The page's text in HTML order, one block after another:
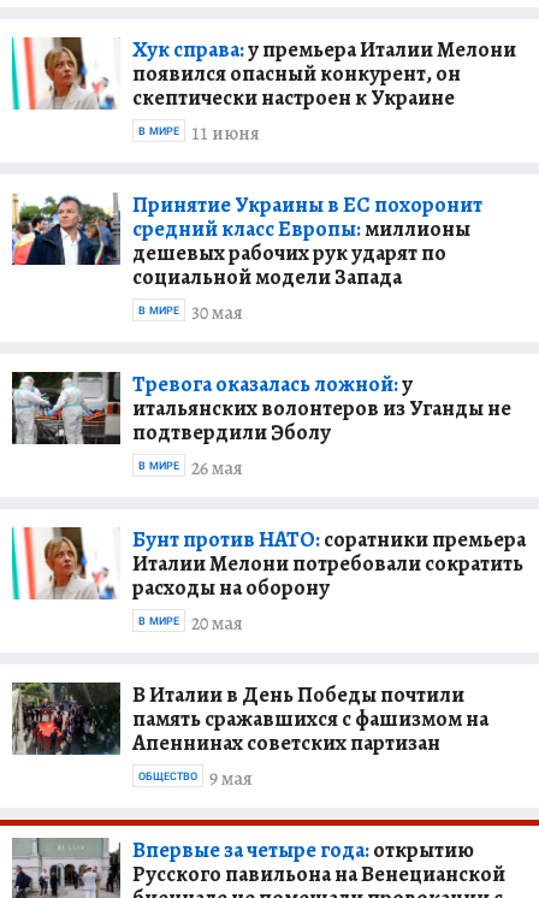
Хук справа:у премьера Италии Мелони
появился опасный конкурент, он
скептически настроен к Украине
11 июня
В МИРЕ
Принятие Украины в ЕС похоронит
средний класс Европы:миллионы
дешевых рабочих рук ударят по
социальной модели Запада
30 мая
В МИРЕ
Тревога оказалась ложной:у
итальянских волонтеров из Уганды не
подтвердили Эболу
26 мая
В МИРЕ
Бунт против НАТО:соратники премьера
Италии Мелони потребовали сократить
расходы на оборону
20 мая
В МИРЕ
В Италии в День Победы почтили
память сражавшихся с фашизмом на
Апеннинах советских партизан
9 мая
ОБЩЕСТВО
Впервые за четыре года:открытию
Русского павильона на Венецианской